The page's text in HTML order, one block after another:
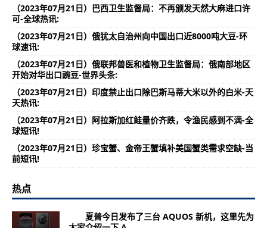
（2023年07月21日）巴西卫生监督局：不再颁发天然大麻进口许
可-全球热讯:
（2023年07月21日）俄犹太自治州向中国出口近8000吨大豆-环
球速讯:
（2023年07月21日）俄联邦兽医和植物卫生监督局：俄南部地区
开始对华出口豌豆-世界头条:
（2023年07月21日）印度禁止出口除巴斯马蒂大米以外的白米-天
天热讯:
（2023年07月21日）阿拉斯加红鲑量价齐跌，令渔民感到不满-全
球短讯!
（2023年07月21日）珍宝蟹、金帝王蟹填补美国蟹类需求空缺-当
前短讯!
热点
夏普今日发布了三台 AQUOS 新机，这里先为